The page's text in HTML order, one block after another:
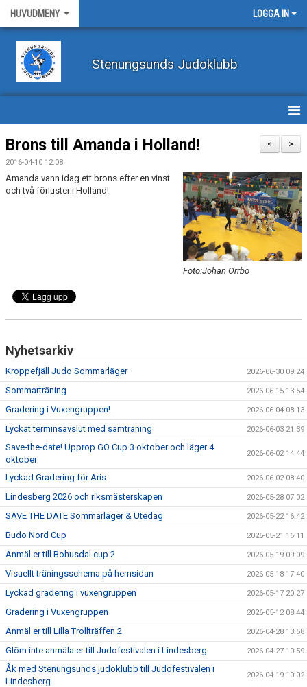
HUVUDMENY LOGGA IN
Stenungsunds Judoklubb
HEM
FÖRBUNDSNYHETER
BILDER
>
<
Brons till Amanda i Holland!
2016-04-10 12:08
Foto:Johan Orrbo
Amanda vann idag ett brons efter en vinst
och två förluster i Holland!
Nyhetsarkiv
Kroppefjäll Judo Sommarläger 2026-06-30 09:24
Sommarträning 2026-06-15 13:54
Gradering i Vuxengruppen! 2026-06-04 08:13
Lyckat terminsavslut med samträning 2026-06-03 21:39
Save-the-date! Upprop GO Cup 3 oktober och läger 4
oktober
2026-06-02 14:44
Lyckad Gradering för Aris 2026-06-02 08:40
Lindesberg 2026 och riksmästerskapen 2026-05-28 07:02
SAVE THE DATE Sommarläger & Utedag 2026-05-22 16:42
Budo Nord Cup 2026-05-21 16:11
Anmäl er till Bohusdal cup 2 2026-05-19 09:09
Visuellt träningsschema på hemsidan 2026-05-18 17:40
Lyckad gradering i vuxengruppen 2026-05-17 20:27
Gradering i Vuxengruppen 2026-05-12 08:44
Anmäl er till Lilla Trollträffen 2 2026-04-28 13:58
Glöm inte anmäla er till Judofestivalen i Lindesberg 2026-04-27 10:59
Åk med Stenungsunds judoklubb till Judofestivalen i
Lindesberg
2026-04-19 10:02